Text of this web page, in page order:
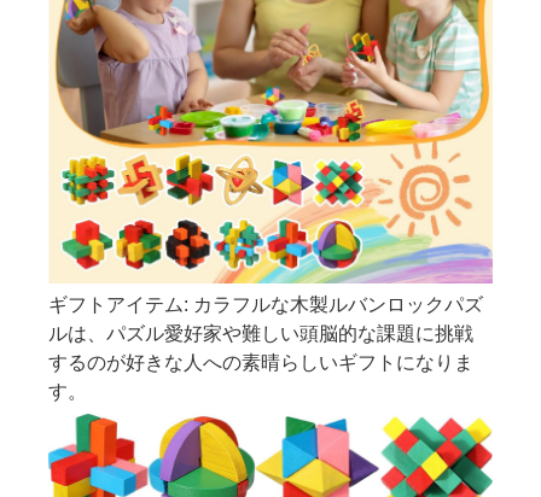
ギフトアイテム: カラフルな木製ルバンロックパズ
ルは、パズル愛好家や難しい頭脳的な課題に挑戦
するのが好きな人への素晴らしいギフトになりま
す。